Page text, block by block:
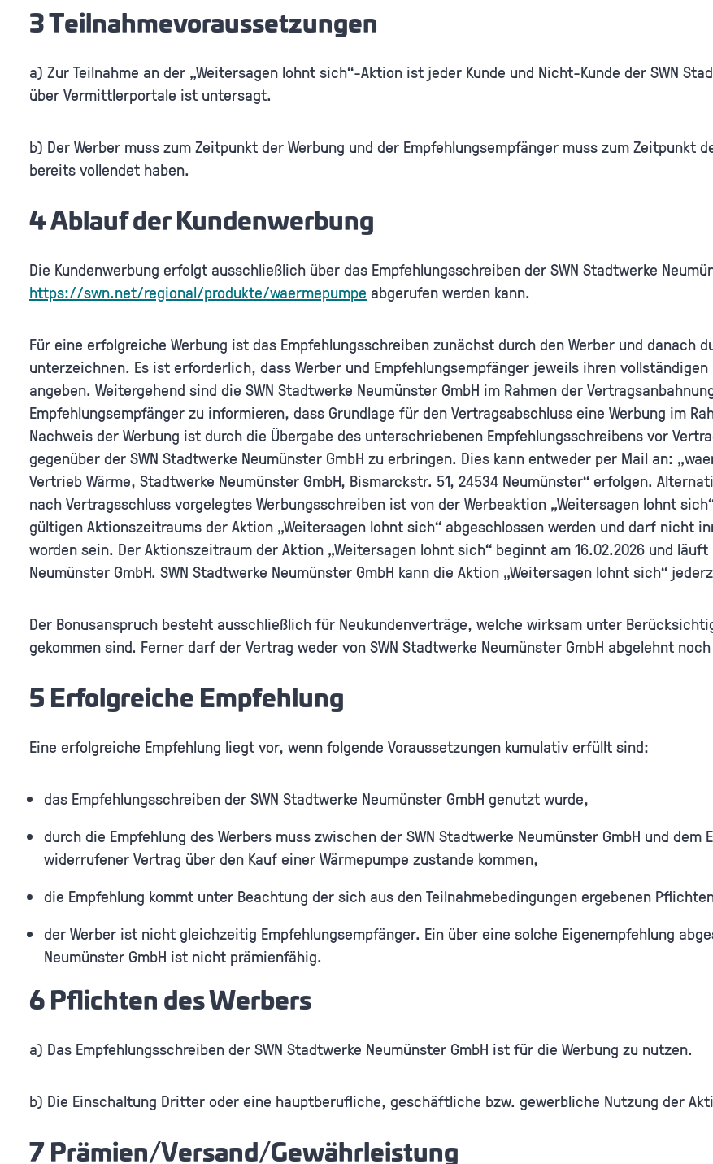
3 Teilnahmevoraussetzungen
a) Zur Teilnahme an der „Weitersagen lohnt sich“-Aktion ist jeder Kunde und Nicht-Kunde der SWN
über Vermittlerportale ist untersagt.
b) Der Werber muss zum Zeitpunkt der Werbung und der Empfehlungsempfänger muss zum Zeitpunkt
bereits vollendet haben.
4 Ablauf der Kundenwerbung
Die Kundenwerbung erfolgt ausschließlich über das Empfehlungsschreiben der SWN Stadtwerke
https://swn.net/regional/produkte/waermepumpe abgerufen werden kann.
Für eine erfolgreiche Werbung ist das Empfehlungsschreiben zunächst durch den Werber und danach
unterzeichnen. Es ist erforderlich, dass Werber und Empfehlungsempfänger jeweils ihren
angeben. Weitergehend sind die SWN Stadtwerke Neumünster GmbH im Rahmen der
Empfehlungsempfänger zu informieren, dass Grundlage für den Vertragsabschluss eine Werbung im
Nachweis der Werbung ist durch die Übergabe des unterschriebenen Empfehlungsschreibens vor
gegenüber der SWN Stadtwerke Neumünster GmbH zu erbringen. Dies kann entweder per Mail an:
Vertrieb Wärme, Stadtwerke Neumünster GmbH, Bismarckstr. 51, 24534 Neumünster“ erfolgen.
nach Vertragsschluss vorgelegtes Werbungsschreiben ist von der Werbeaktion „Weitersagen lohnt
gültigen Aktionszeitraums der Aktion „Weitersagen lohnt sich“ abgeschlossen werden und darf nicht
worden sein. Der Aktionszeitraum der Aktion „Weitersagen lohnt sich“ beginnt am 16.02.2026 und
Neumünster GmbH. SWN Stadtwerke Neumünster GmbH kann die Aktion „Weitersagen lohnt sich“
Der Bonusanspruch besteht ausschließlich für Neukundenverträge, welche wirksam unter
gekommen sind. Ferner darf der Vertrag weder von SWN Stadtwerke Neumünster GmbH abgelehnt
5 Erfolgreiche Empfehlung
Eine erfolgreiche Empfehlung liegt vor, wenn folgende Voraussetzungen kumulativ erfüllt sind:
das Empfehlungsschreiben der SWN Stadtwerke Neumünster GmbH genutzt wurde,
durch die Empfehlung des Werbers muss zwischen der SWN Stadtwerke Neumünster GmbH und
widerrufener Vertrag über den Kauf einer Wärmepumpe zustande kommen,
die Empfehlung kommt unter Beachtung der sich aus den Teilnahmebedingungen ergebenen
der Werber ist nicht gleichzeitig Empfehlungsempfänger. Ein über eine solche Eigenempfehlung
Neumünster GmbH ist nicht prämienfähig.
6 Pflichten des Werbers
a) Das Empfehlungsschreiben der SWN Stadtwerke Neumünster GmbH ist für die Werbung zu nutzen.
b) Die Einschaltung Dritter oder eine hauptberufliche, geschäftliche bzw. gewerbliche Nutzung der
7 Prämien/Versand/Gewährleistung